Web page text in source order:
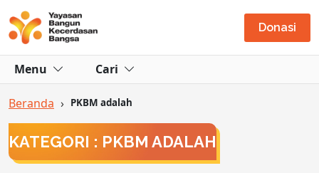
Donasi
Menu Cari
Beranda › PKBM adalah
KATEGORI : PKBM ADALAH